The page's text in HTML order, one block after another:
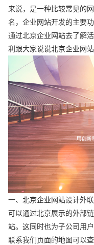
来说，是一种比较常见的
名，企业网站开发的主要
通过北京企业网站去了解
利跟大家说说北京企业网
一、北京企业网站设计外
可以通过北京展示的外部
站。这同时也为子公司用
联系我们页面的地图可以